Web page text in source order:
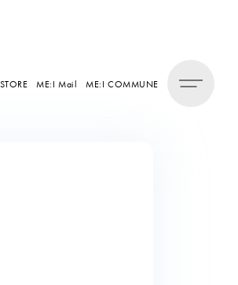
ME:I Mail ME:I COMMUNE